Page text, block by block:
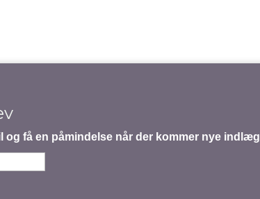
og få en påmindelse når der kommer nye indlæg